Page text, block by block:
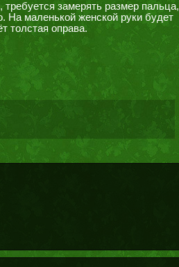
замерять размер пальца,
На маленькой женской руки будет
толстая оправа.